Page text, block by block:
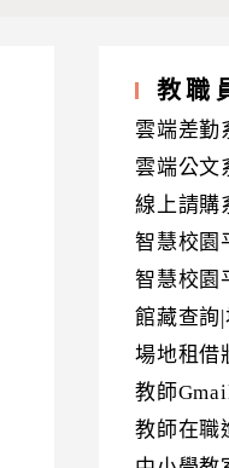
教職
雲端差勤
雲端公文
線上請購
智慧校園
智慧校園
館藏查詢
場地租借
教師
教師在職